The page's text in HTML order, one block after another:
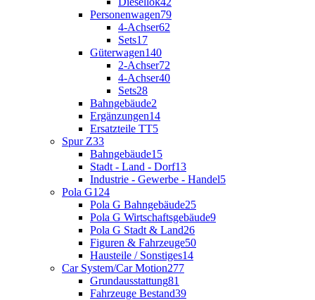
Personenwagen79
4-Achser62
Sets17
Güterwagen140
2-Achser72
4-Achser40
Sets28
Bahngebäude2
Ergänzungen14
Ersatzteile TT5
Spur Z33
Bahngebäude15
Stadt - Land - Dorf13
Industrie - Gewerbe - Handel5
Pola G124
Pola G Bahngebäude25
Pola G Wirtschaftsgebäude9
Pola G Stadt & Land26
Figuren & Fahrzeuge50
Hausteile / Sonstiges14
Car System/Car Motion277
Grundausstattung81
Fahrzeuge Bestand39